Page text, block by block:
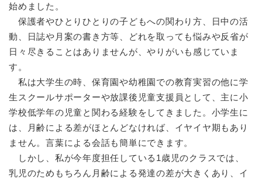
始めました。
保護者やひとりひとりの子どもへの関わり方、日中の活
動、日誌や月案の書き方等、どれを取っても悩みや反省が
日々尽きることはありませんが、やりがいも感じていま
す。
私は大学生の時、保育園や幼稚園での教育実習の他に学
生スクールサポーターや放課後児童支援員として、主に小
学校低学年の児童と関わる経験をしてきました。小学生に
は、月齢による差がほとんどなければ、イヤイヤ期もあり
ません。言葉による会話も簡単にできます。
しかし、私が今年度担任している1歳児のクラスでは、
乳児のためもちろん月齢による発達の差が大きくあり、イ